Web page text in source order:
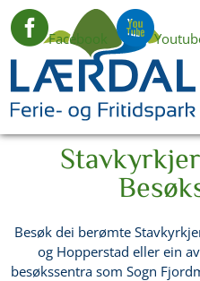
Facebook
Besøk dei berømte
og Hopperstad eller ein
besøkssentra som Sogn